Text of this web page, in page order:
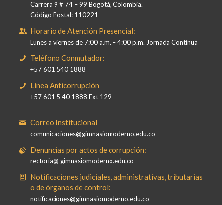
Carrera 9 # 74 – 99 Bogotá, Colombia.
Código Postal: 110221
Horario de Atención Presencial:
Lunes a viernes de 7:00 a.m. – 4:00 p.m. Jornada Continua
Teléfono Conmutador:
+57 601 540 1888
Línea Anticorrupción
+57 601 5 40 1888 Ext 129
Correo Institucional
comunicaciones@gimnasiomoderno.edu.co
Denuncias por actos de corrupción:
rectoria@ gimnasiomoderno.edu.co
Notificaciones judiciales, administrativas, tributarias
o de órganos de control:
notificaciones@gimnasiomoderno.edu.co